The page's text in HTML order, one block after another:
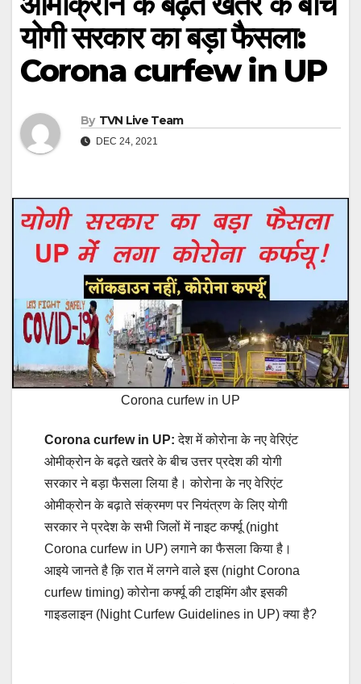
योगी सरकार का बड़ा फैसला:
Corona curfew in UP
By TVN Live Team
DEC 24, 2021
Corona curfew in UP
Corona curfew in UP: देश में कोरोना के नए वेरिएंट
ओमीक्रोन के बढ़ते खतरे के बीच उत्तर प्रदेश की योगी
सरकार ने बड़ा फैसला लिया है। कोरोना के नए वेरिएंट
ओमीक्रोन के बढ़ाते संक्रमण पर नियंत्रण के लिए योगी
सरकार ने प्रदेश के सभी जिलों में नाइट कर्फ्यू (night
Corona curfew in UP) लगाने का फैसला किया है।
आइये जानते है क़ि रात में लगने वाले इस (night Corona
curfew timing) कोरोना कर्फ्यू की टाइमिंग और इसकी
गाइडलाइन (Night Curfew Guidelines in UP) क्या है?